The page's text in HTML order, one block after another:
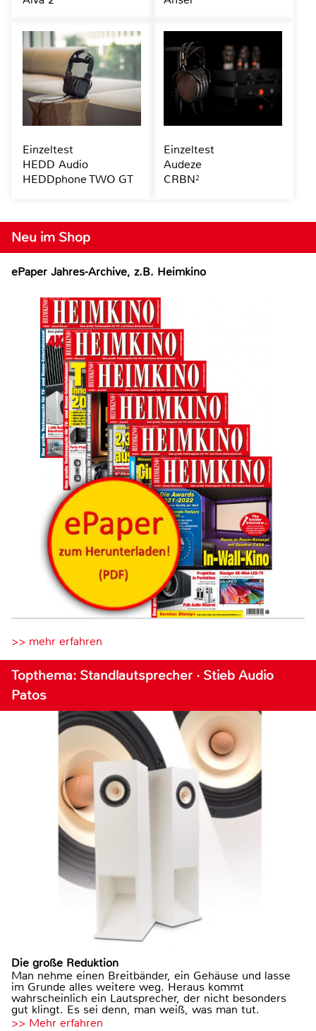
Neu im Shop
ePaper Jahres-Archive, z.B. Heimkino
>> mehr erfahren
Topthema: Standlautsprecher · Stieb Audio
Patos
Die große Reduktion
Man nehme einen Breitbänder, ein Gehäuse und lasse
im Grunde alles weitere weg. Heraus kommt
wahrscheinlich ein Lautsprecher, der nicht besonders
gut klingt. Es sei denn, man weiß, was man tut.
>> Mehr erfahren
Einzeltest
HEDD Audio
HEDDphone TWO GT
Einzeltest
Audeze
CRBN²